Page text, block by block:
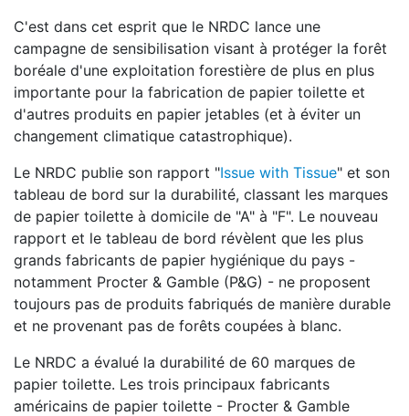
C'est dans cet esprit que le NRDC lance une
campagne de sensibilisation visant à protéger la forêt
boréale d'une exploitation forestière de plus en plus
importante pour la fabrication de papier toilette et
d'autres produits en papier jetables (et à éviter un
changement climatique catastrophique).
Le NRDC publie son rapport "Issue with Tissue" et son
tableau de bord sur la durabilité, classant les marques
de papier toilette à domicile de "A" à "F". Le nouveau
rapport et le tableau de bord révèlent que les plus
grands fabricants de papier hygiénique du pays -
notamment Procter & Gamble (P&G) - ne proposent
toujours pas de produits fabriqués de manière durable
et ne provenant pas de forêts coupées à blanc.
Le NRDC a évalué la durabilité de 60 marques de
papier toilette. Les trois principaux fabricants
américains de papier toilette - Procter & Gamble